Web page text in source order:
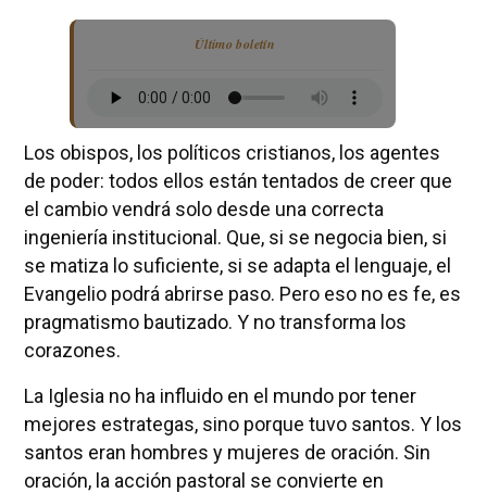
Último boletín
Los obispos, los políticos cristianos, los agentes
de poder: todos ellos están tentados de creer que
el cambio vendrá solo desde una correcta
ingeniería institucional. Que, si se negocia bien, si
se matiza lo suficiente, si se adapta el lenguaje, el
Evangelio podrá abrirse paso. Pero eso no es fe, es
pragmatismo bautizado. Y no transforma los
corazones.
La Iglesia no ha influido en el mundo por tener
mejores estrategas, sino porque tuvo santos. Y los
santos eran hombres y mujeres de oración. Sin
oración, la acción pastoral se convierte en